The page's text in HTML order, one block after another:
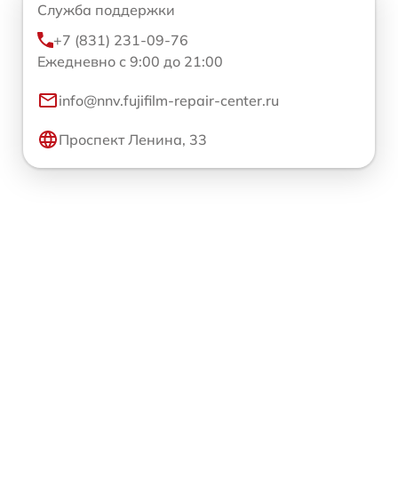
Служба поддержки
+7 (831) 231-09-76
Ежедневно с 9:00 до 21:00
info@nnv.fujifilm-repair-center.ru
Проспект Ленина, 33